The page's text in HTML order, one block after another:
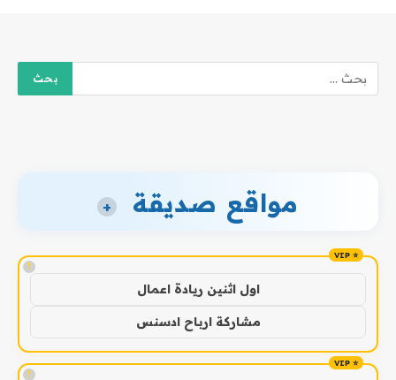
مواقع صديقة +
!
اول اثنين ريادة اعمال
مشاركة ارباح ادسنس
!